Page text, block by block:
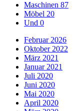
Maschinen 87
Möbel 20
Und 0
Februar 2026
Oktober 2022
März 2021
Januar 2021
Juli 2020
Juni 2020
Mai 2020
April 2020